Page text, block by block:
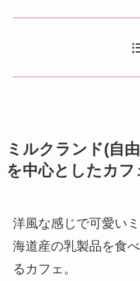
ミルクランド(自
を中心としたカフ
洋風な感じで可愛い
海道産の乳製品を食
るカフェ。